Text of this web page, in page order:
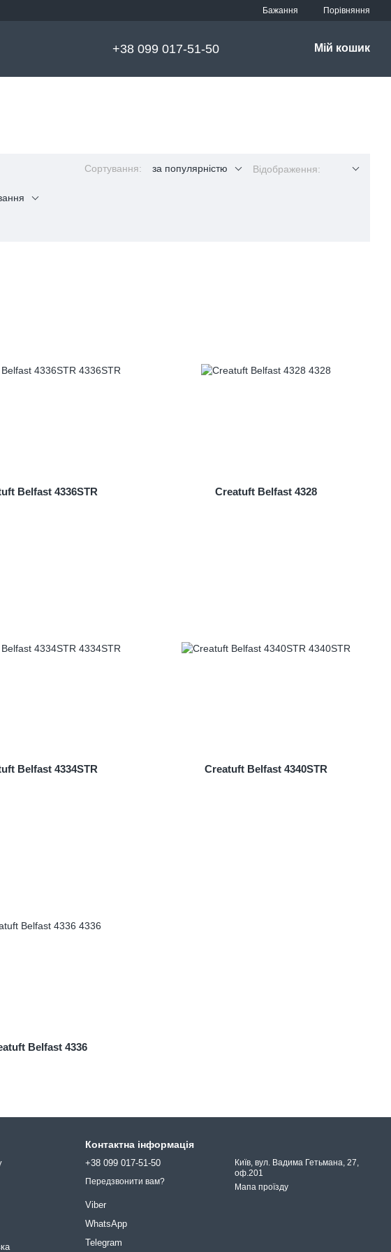
Бажання Порівняння
+38 099 017-51-50 Мій кошик
Сортування: за популярністю Відображення:
Belfast 4336STR Creatuft Belfast 4328
Belfast 4334STR Creatuft Belfast 4340STR
Belfast 4336
Контактна інформація
+38 099 017-51-50
Передзвонити вам?
Viber
WhatsApp
Telegram
Київ, вул. Вадима Гетьмана, 27,
оф.201
Мапа проїзду